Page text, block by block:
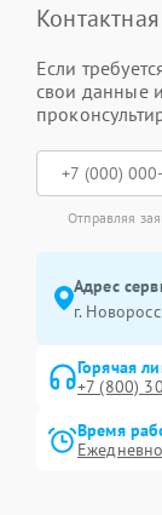
Если
свои данные
Отправляя
Адрес
г.
Горячая
+7 (800)
Время